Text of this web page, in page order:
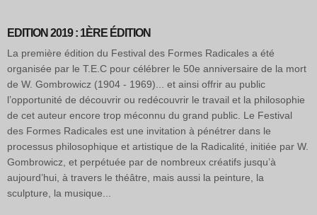
EDITION 2019 : 1ÈRE ÉDITION
La première édition du Festival des Formes Radicales a été
organisée par le T.E.C pour célébrer le 50e anniversaire de la mort
de W. Gombrowicz (1904 - 1969)... et ainsi offrir au public
l’opportunité de découvrir ou redécouvrir le travail et la philosophie
de cet auteur encore trop méconnu du grand public. Le Festival
des Formes Radicales est une invitation à pénétrer dans le
processus philosophique et artistique de la Radicalité, initiée par W.
Gombrowicz, et perpétuée par de nombreux créatifs jusqu’à
aujourd’hui, à travers le théâtre, mais aussi la peinture, la
sculpture, la musique...